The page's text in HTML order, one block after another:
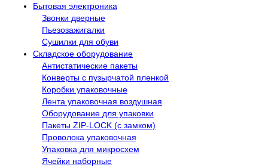
Бытовая электроника
Звонки дверные
Пьезозажигалки
Сушилки для обуви
Складское оборудование
Антистатические пакеты
Конверты с пузырчатой пленкой
Коробки упаковочные
Лента упаковочная воздушная
Оборудование для упаковки
Пакеты ZIP-LOCK (с замком)
Проволока упаковочная
Упаковка для микросхем
Ячейки наборные